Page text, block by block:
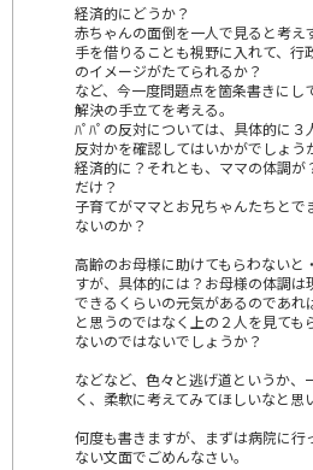
経済的にどうか？
赤ちゃんの面倒を一人で見ると考え
手を借りることも視野に入れて、行
のイメージがたてられるか？
など、今一度問題点を箇条書きにし
解決の手立てを考える。
ﾊﾟﾊﾟの反対については、具体的に
反対かを確認してはいかがでしょう
経済的に？それとも、ママの体調
だけ？
子育てがママとお兄ちゃんたちと
ないのか？
高齢のお母様に助けてもらわないと
すが、具体的には？お母様の体調
できるくらいの元気があるのであれ
と思うのではなく上の２人を見て
ないのではないでしょうか？
などなど、色々と逃げ道というか、
く、柔軟に考えてみてほしいなと思
何度も書きますが、まずは病院に行
ない文面でごめんなさい。